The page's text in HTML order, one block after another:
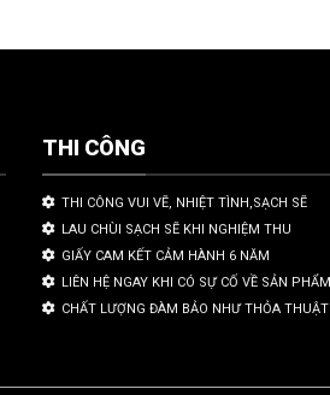
THI CÔNG
THI CÔNG VUI VẼ, NHIỆT TÌNH,SẠCH SẼ
LAU CHÙI SẠCH SẼ KHI NGHIỆM THU
GIẤY CAM KẾT CẢM HÀNH 6 NĂM
LIÊN HỆ NGAY KHI CÓ SỰ CỐ VỀ SẢN PHẨM
CHẤT LƯỢNG ĐÀM BẢO NHƯ THỎA THUẬT